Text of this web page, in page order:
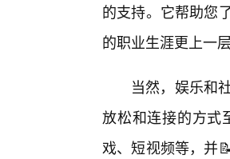
的支持。它帮助您
的职业生涯更上一层
当然，娱乐和
放松和连接的方式
戏、短视频等，并